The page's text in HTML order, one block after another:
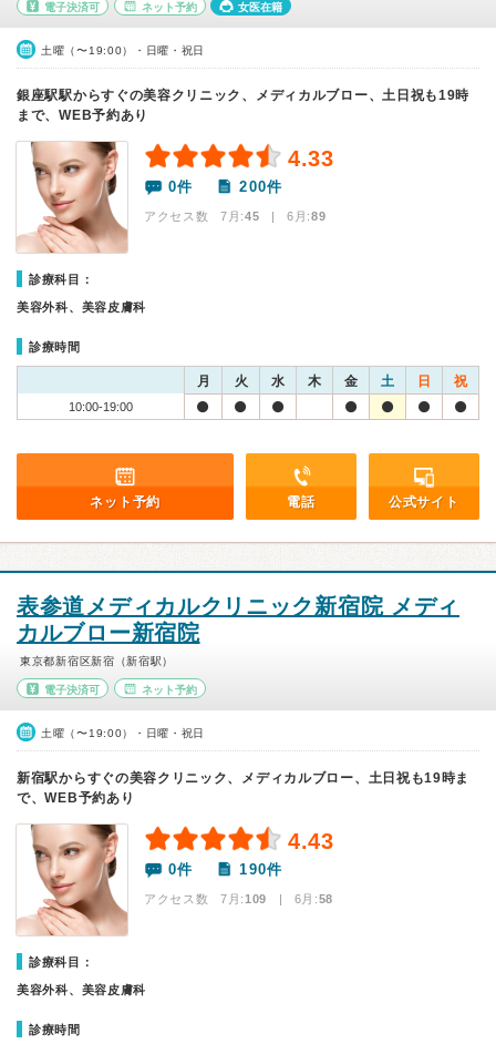
電子決済可 ネット予約 女医在籍
土曜（〜19:00）・日曜・祝日
銀座駅駅からすぐの美容クリニック、メディカルブロー、土日祝も19時
まで、WEB予約あり
4.33
0件 200件
アクセス数 7月:45 | 6月:89
診療科目：
美容外科、美容皮膚科
診療時間
月 火 水 木 金 土 日 祝
10:00-19:00
ネット予約 電話 公式サイト
表参道メディカルクリニック新宿院 メディ
カルブロー新宿院
東京都新宿区新宿（新宿駅）
電子決済可 ネット予約
土曜（〜19:00）・日曜・祝日
新宿駅からすぐの美容クリニック、メディカルブロー、土日祝も19時ま
で、WEB予約あり
4.43
0件 190件
アクセス数 7月:109 | 6月:58
診療科目：
美容外科、美容皮膚科
診療時間